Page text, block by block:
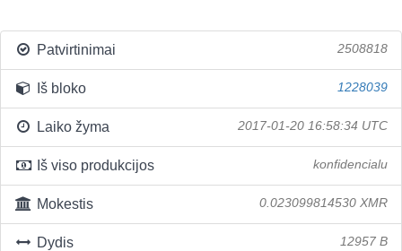
Patvirtinimai 2508818
Iš bloko 1228039
Laiko žyma 2017-01-20 16:58:34 UTC
Iš viso produkcijos konfidencialu
Mokestis 0.023099814530 XMR
Dydis 12957 B